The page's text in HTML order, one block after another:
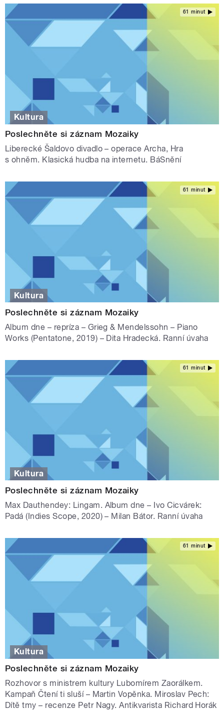
61 minut
Kultura
Poslechněte si záznam Mozaiky
Liberecké Šaldovo divadlo – operace Archa, Hra
s ohněm. Klasická hudba na internetu. BáSnění
61 minut
Kultura
Poslechněte si záznam Mozaiky
Album dne – repríza – Grieg & Mendelssohn – Piano
Works (Pentatone, 2019) – Dita Hradecká. Ranní úvaha
61 minut
Kultura
Poslechněte si záznam Mozaiky
Max Dauthendey: Lingam. Album dne – Ivo Cicvárek:
Padá (Indies Scope, 2020) – Milan Bátor. Ranní úvaha
61 minut
Kultura
Poslechněte si záznam Mozaiky
Rozhovor s ministrem kultury Lubomírem Zaorálkem.
Kampaň Čtení ti sluší – Martin Vopěnka. Miroslav Pech:
Dítě tmy – recenze Petr Nagy. Antikvarista Richard Horák